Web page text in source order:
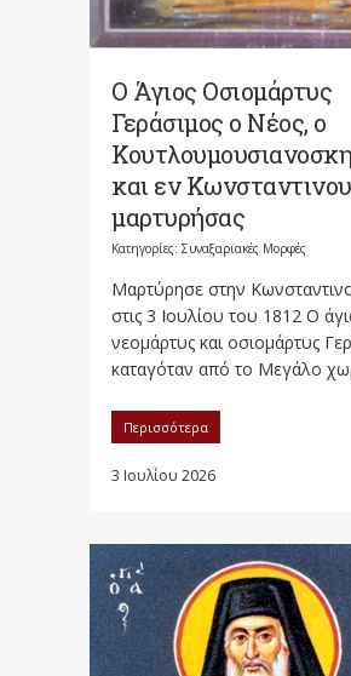
Ο Άγιος Οσιομάρτυς
Γεράσιμος ο Νέος, ο
και εν
μαρτυρήσας
Κατηγορίες: Συναξαριακές Μορφές
Μαρτύρησε στην
στις 3 Ιουλίου του 1812 Ο
νεομάρτυς και οσιομάρτυς
καταγόταν από το Μεγάλο
Περισσότερα
3 Ιουλίου 2026